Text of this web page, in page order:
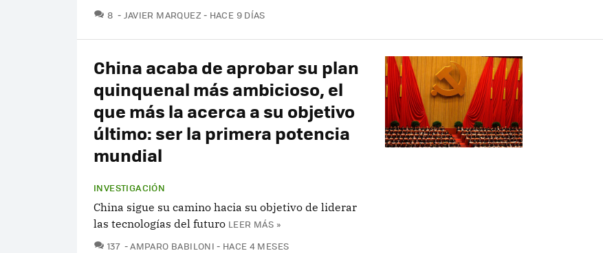
8 COMENTARIOS
JAVIER MARQUEZ HACE 9 DÍAS
China acaba de aprobar su plan
quinquenal más ambicioso, el
que más la acerca a su objetivo
último: ser la primera potencia
mundial
INVESTIGACIÓN
China sigue su camino hacia su objetivo de liderar
las tecnologías del futuro LEER MÁS »
137 COMENTARIOS
AMPARO BABILONI HACE 4 MESES